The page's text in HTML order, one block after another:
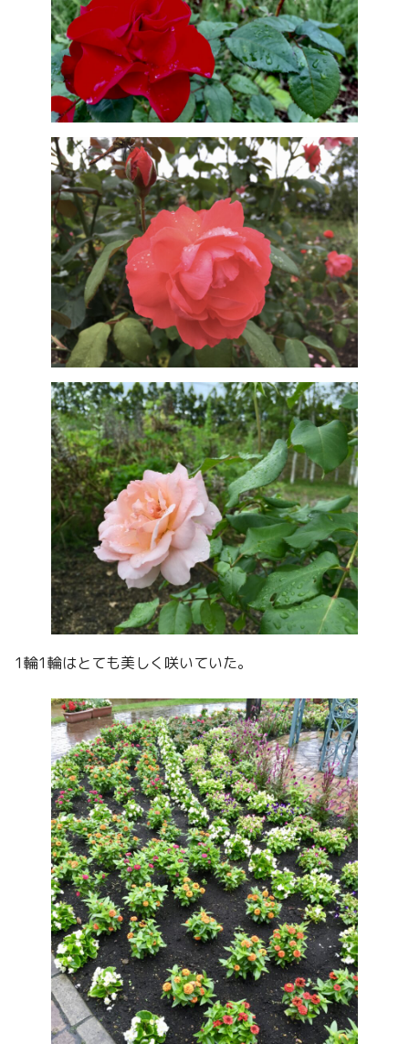
1輪1輪はとても美しく咲いていた。